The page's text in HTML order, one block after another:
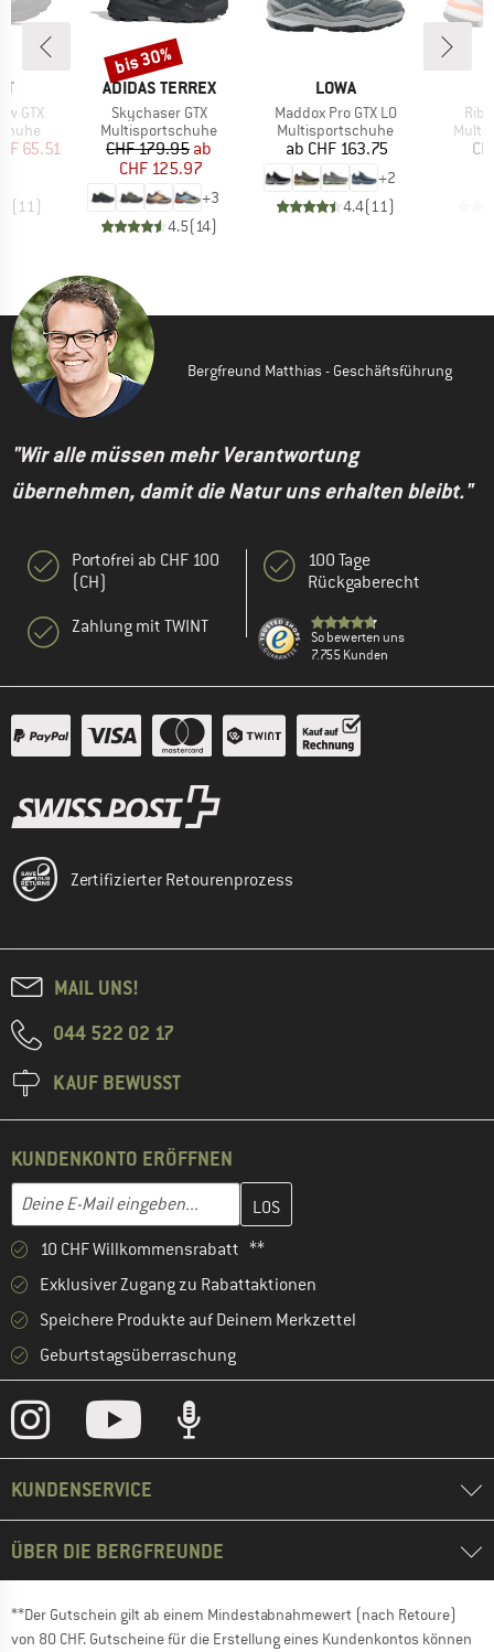
GTX
Preis
65.51
(11)
MARKE
ADIDAS TERREX
Artikel
Skychaser GTX
Produktgruppe
Multisportschuhe
Preis
CHF 179.95reduzierter Preis
ab
CHF 125.97
+3
4.5(14)
Rabatt
bis 30%
MARKE
LOWA
Artikel
Maddox Pro GTX LO
Produktgruppe
Multisportschuhe
Preis
ab CHF 163.75
+2
4.4(11)
Bergfreund Matthias - Geschäftsführung
"Wir alle müssen mehr Verantwortung
übernehmen, damit die Natur uns erhalten bleibt."
Portofrei ab CHF 100
(CH)
Zahlung mit TWINT
100 Tage
Rückgaberecht
So bewerten uns
7.755 Kunden
Zertifizierter Retourenprozess
MAIL UNS!
044 522 02 17
KAUF BEWUSST
KUNDENKONTO ERÖFFNEN
Deine E-Mail eingeben...
Gib hier deine E-Mail-Adresse ein und erstelle im nächsten
10 CHF Willkommensrabatt **
Exklusiver Zugang zu Rabattaktionen
Speichere Produkte auf Deinem Merkzettel
Geburtstagsüberraschung
KUNDENSERVICE
ÜBER DIE BERGFREUNDE
**Der Gutschein gilt ab einem Mindestabnahmewert (nach Retoure)
von 80 CHF. Gutscheine für die Erstellung eines Kundenkontos können